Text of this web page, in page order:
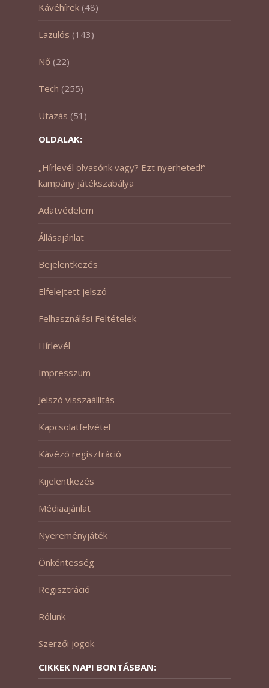
Kávéhírek (48)
Lazulós (143)
Nő (22)
Tech (255)
Utazás (51)
OLDALAK:
„Hírlevél olvasónk vagy? Ezt nyerheted!”
kampány játékszabálya
Adatvédelem
Állásajánlat
Bejelentkezés
Elfelejtett jelszó
Felhasználási Feltételek
Hírlevél
Impresszum
Jelszó visszaállítás
Kapcsolatfelvétel
Kávézó regisztráció
Kijelentkezés
Médiaajánlat
Nyereményjáték
Önkéntesség
Regisztráció
Rólunk
Szerzői jogok
CIKKEK NAPI BONTÁSBAN: